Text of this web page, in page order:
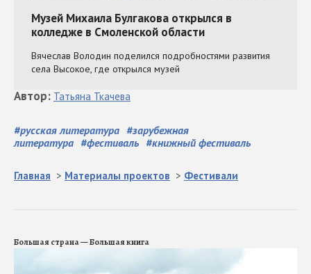
#русская литература #зарубежная
литература #фестиваль #книжный фестиваль
Автор: Татьяна Ткачева
Главная > Материалы проектов > Фестивали
Большая страна — Большая книга